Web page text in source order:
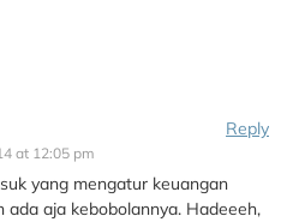
at 12:05 pm
Reply
yang mengatur keuangan
ada aja kebobolannya. Hadeeeh,